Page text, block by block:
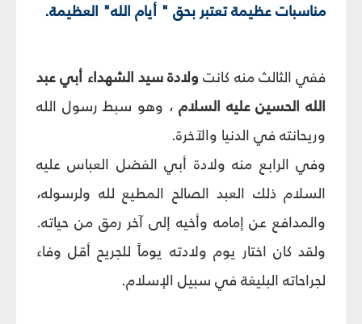
مناسبات عظيمة تعتبر بحق " أيام الله" العظيمة.
ففي الثالث منه كانتولادة سيد الشهداء أبي عبد
الله الحسين عليه السلام، وهو سبط رسول الله
وريحانته في الدنيا والآخرة.
وفي الرابع منه ولادة أبي الفضل العباس عليه
السلام ذلك العبد الصالح المطيع لله ولرسوله،
والمدافع عن إمامه وأخيه إلى آخر رمق من حياته.
ولقد كان اختار يوم ولادته يوماً للجريح أقل وفاء
لجراحاته البليغة في سبيل الإسلام.